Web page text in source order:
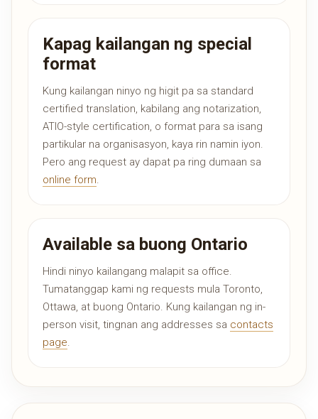
Kapag kailangan ng special
format
Kung kailangan ninyo ng higit pa sa standard
certified translation, kabilang ang notarization,
ATIO-style certification, o format para sa isang
partikular na organisasyon, kaya rin namin iyon.
Pero ang request ay dapat pa ring dumaan sa
online form.
Available sa buong Ontario
Hindi ninyo kailangang malapit sa office.
Tumatanggap kami ng requests mula Toronto,
Ottawa, at buong Ontario. Kung kailangan ng in-
person visit, tingnan ang addresses sa contacts
page.